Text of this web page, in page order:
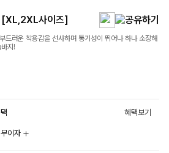
[XL,2XL사이즈]
드러운 착용감을 선사하며 통기성이 뛰어나 하나 소장해
지!
혜택보기
이자